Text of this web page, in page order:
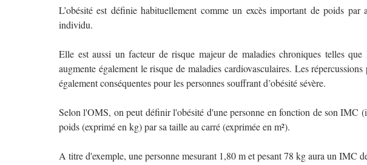
L’obésité est définie habituellement comme un excès important de poids par
individu.
Elle est aussi un facteur de risque majeur de maladies chroniques telles
augmente également le risque de maladies cardiovasculaires. Les
également conséquentes pour les personnes souffrant d’obésité sévère.
Selon l'OMS, on peut définir l'obésité d'une personne en fonction de son IMC
poids (exprimé en kg) par sa taille au carré (exprimée en m²).
A titre d'exemple, une personne mesurant 1,80 m et pesant 78 kg aura un IMC